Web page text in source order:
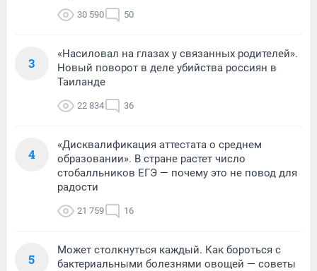
30 590 50
3
«Насиловал на глазах у связанных родителей».
Новый поворот в деле убийства россиян в
Таиланде
22 834 36
4
«Дисквалификация аттестата о среднем
образовании». В стране растет число
стобалльников ЕГЭ — почему это не повод для
радости
21 759 16
5
Может столкнуться каждый. Как бороться с
бактериальными болезнями овощей — советы